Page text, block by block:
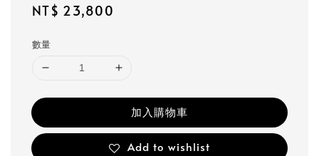
Regular
NT$ 23,800
數量
加入購物車
Add to wishlist